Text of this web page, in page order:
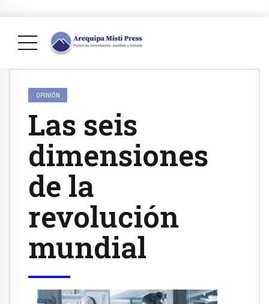
OPINIÓN
Las seis
dimensiones
de la
revolución
mundial